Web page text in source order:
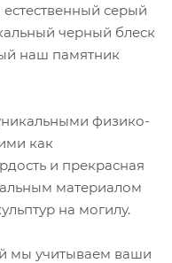
серый
черный блеск
наш памятник
физико-
как
и прекрасная
материалом
на могилу.
мы учитываем ваши